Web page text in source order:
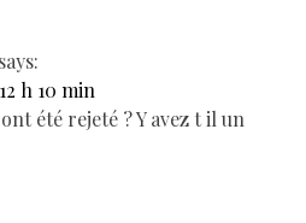
says:
h 10 min
été rejeté ? Y avez t il un